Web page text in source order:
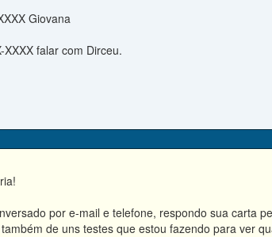
Giovana
falar com Dirceu.
por e-mail e telefone, respondo sua carta
de uns testes que estou fazendo para ver